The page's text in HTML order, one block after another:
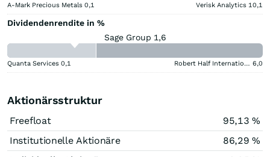
A-Mark Precious Metals 0,1 Verisk Analytics 10,1
Dividendenrendite in %
Sage Group 1,6
Quanta Services 0,1 Robert Half International 6,0
Aktionärsstruktur
Freefloat
95,13 %
Institutionelle Aktionäre
86,29 %